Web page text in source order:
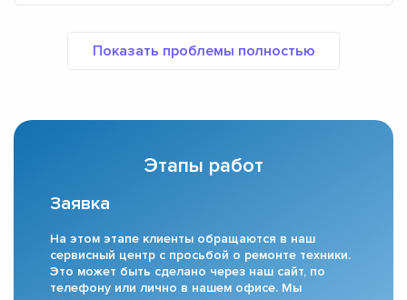
Этапы работ
Заявка
На этом этапе клиенты обращаются в наш
сервисный центр с просьбой о ремонте техники.
Это может быть сделано через наш сайт, по
телефону или лично в нашем офисе. Мы